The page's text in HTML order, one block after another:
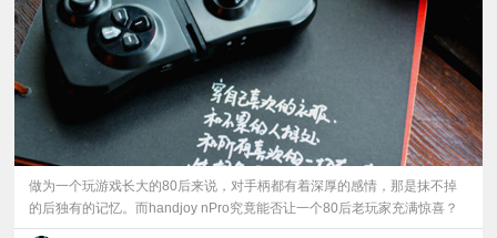
做为一个玩游戏长大的80后来说，对手柄都有着深厚的感情，那是抹不掉
的后独有的记忆。而handjoy nPro究竟能否让一个80后老玩家充满惊喜？